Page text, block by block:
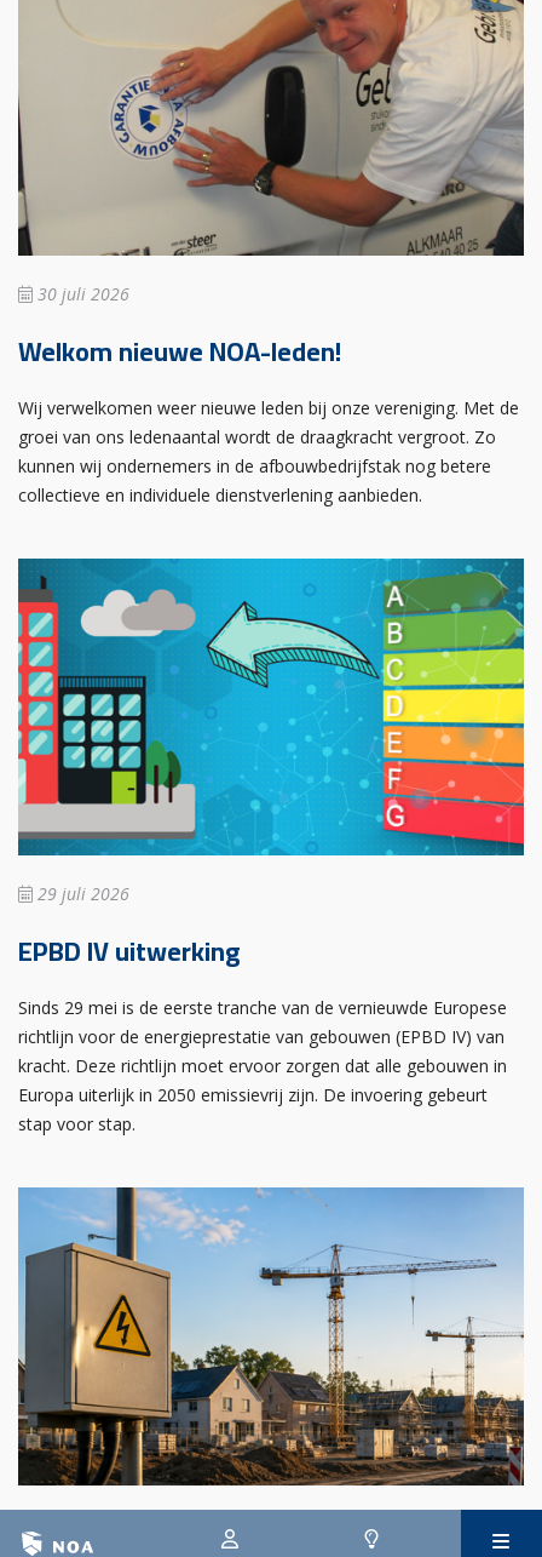
30 juli 2026
Welkom nieuwe NOA-leden!
Wij verwelkomen weer nieuwe leden bij onze vereniging. Met de
groei van ons ledenaantal wordt de draagkracht vergroot. Zo
kunnen wij ondernemers in de afbouwbedrijfstak nog betere
collectieve en individuele dienstverlening aanbieden.
29 juli 2026
EPBD IV uitwerking
Sinds 29 mei is de eerste tranche van de vernieuwde Europese
richtlijn voor de energieprestatie van gebouwen (EPBD IV) van
kracht. Deze richtlijn moet ervoor zorgen dat alle gebouwen in
Europa uiterlijk in 2050 emissievrij zijn. De invoering gebeurt
stap voor stap.